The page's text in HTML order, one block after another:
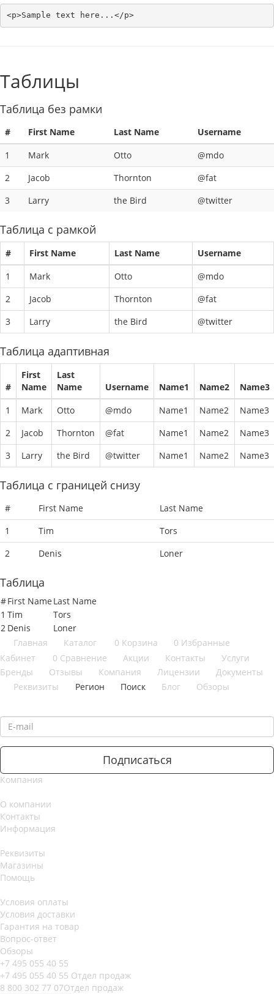
<p>Sample text here...</p>
Таблицы
Таблица без рамки
# First Name Last Name
Username
1
Mark Otto
@mdo
2
Jacob Thornton
@fat
3
Larry the Bird @twitter
Таблица с рамкой
# First Name Last Name
Username
1
Mark Otto
@mdo
2
Jacob Thornton
@fat
3
Larry the Bird @twitter
Таблица адаптивная
#
First
Name
Last
Name
Username Name1 Name2
Name3
1
Mark Otto @mdo Name1 Name2
Name3
2
Jacob Thornton @fat Name1 Name2
Name3
3
Larry the Bird @twitter Name1 Name2 Name3
Таблица с границей снизу
# First Name
Last Name
1
Tim
Tors
2
Denis Loner
Таблица
#First Name Last Name
1 Tim
Tors
2 Denis
Loner
Главная
Каталог 0 Корзина 0 Избранные
Кабинет
0 Сравнение Акции Контакты
Услуги
Бренды
Отзывы Компания Лицензии
Документы
Реквизиты
Регион Поиск Блог
Обзоры
Подписаться
Компания
О компании
Контакты
Информация
Реквизиты
Магазины
Помощь
Условия оплаты
Условия доставки
Гарантия на товар
Вопрос-ответ
Обзоры
+7 495 055 40 55
+7 495 055 40 55 Отдел продаж
8 800 302 77 07Отдел продаж